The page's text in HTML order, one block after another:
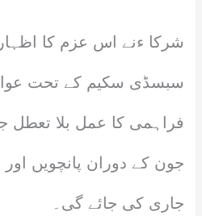
شرکا ءنے اس عزم کا
سبسڈی سکیم کے تحت
فراہمی کا عمل بلا تعطل
جون کے دوران پانچویں
جاری کی جائے گی۔